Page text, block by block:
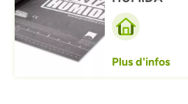
Plus d'infos